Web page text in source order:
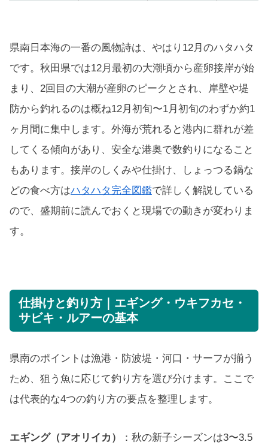
県南日本海の一番の風物詩は、やはり12月のハタハタ
です。秋田県では12月最初の大潮頃から産卵接岸が始
まり、2回目の大潮が産卵のピークとされ、岸壁や堤
防から釣れるのは概ね12月初旬〜1月初旬のわずか約1
ヶ月間に集中します。外海が荒れると港内に群れが差
してくる傾向があり、安全な港奥で数釣りになること
もあります。接岸のしくみや仕掛け、しょっつる鍋な
どの食べ方はハタハタ完全図鑑で詳しく解説している
ので、盛期前に読んでおくと現場での動きが変わりま
す。
仕掛けと釣り方｜エギング・ウキフカセ・
サビキ・ルアーの基本
県南のポイントは漁港・防波堤・河口・サーフが揃う
ため、狙う魚に応じて釣り方を選び分けます。ここで
は代表的な4つの釣り方の要点を整理します。
エギング（アオリイカ）
：秋の新子シーズンは3〜3.5